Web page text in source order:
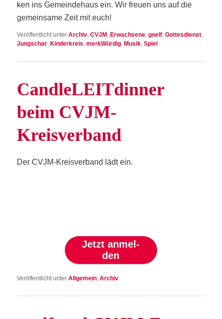
ken ins Gemein­de­haus ein. Wir freu­en uns auf die
gemein­sa­me Zeit mit euch!
Veröffentlicht unter Archiv,CVJM , Erwachsene,goelf,Gottesdienst,
Jungschar, Kinderkreis,merkWürdig, Musik,Spiel
Cand­le­LEIT­din­ner
beim CVJM-
Kreisverband
Der CVJM-Kreis­ver­band lädt ein.
Jetzt anmel­
den
Veröffentlicht unter Allgemein,Archiv